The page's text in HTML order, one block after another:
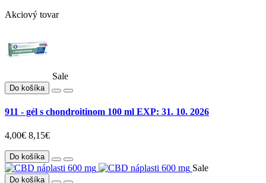
Akciový tovar
Sale
Do košíka
911 - gél s chondroitinom 100 ml EXP: 31. 10. 2026
4,00€ 8,15€
Do košíka
Sale
Do košíka